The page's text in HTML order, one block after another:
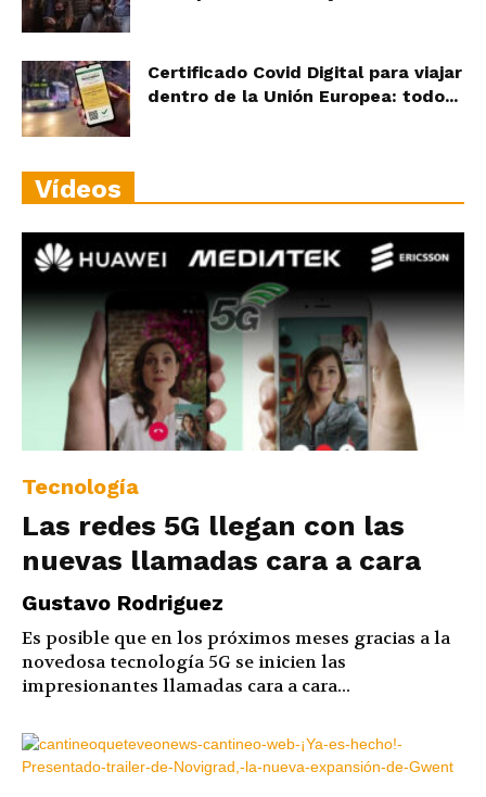
Certificado Covid Digital para viajar
dentro de la Unión Europea: todo...
Vídeos
Tecnología
Las redes 5G llegan con las
nuevas llamadas cara a cara
Gustavo Rodriguez
Es posible que en los próximos meses gracias a la
novedosa tecnología 5G se inicien las
impresionantes llamadas cara a cara...